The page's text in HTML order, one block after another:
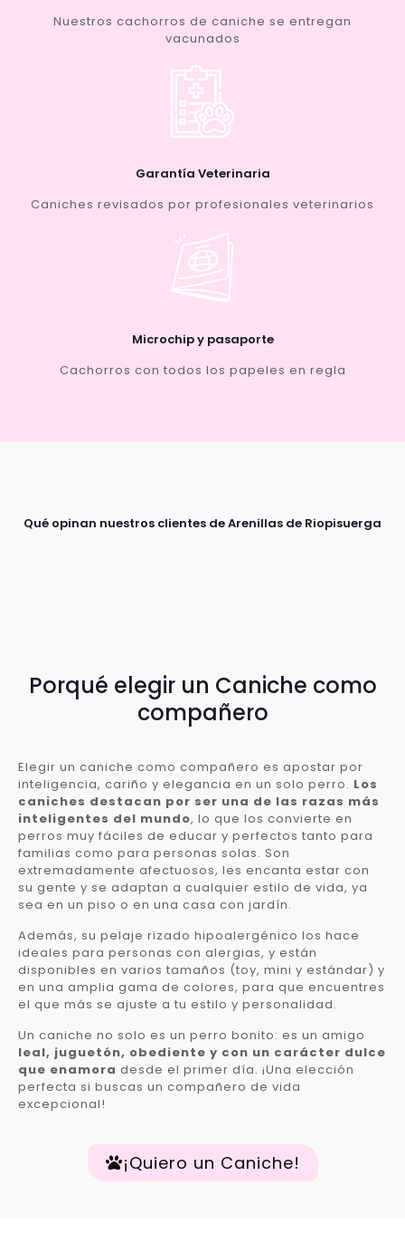
Nuestros cachorros de caniche se entregan
vacunados
Garantía Veterinaria
Caniches revisados por profesionales veterinarios
Microchip y pasaporte
Cachorros con todos los papeles en regla
Qué opinan nuestros clientes de Arenillas de Riopisuerga
Porqué elegir un Caniche como
compañero
Elegir un caniche como compañero es apostar por
inteligencia, cariño y elegancia en un solo perro. Los
caniches destacan por ser una de las razas más
inteligentes del mundo, lo que los convierte en
perros muy fáciles de educar y perfectos tanto para
familias como para personas solas. Son
extremadamente afectuosos, les encanta estar con
su gente y se adaptan a cualquier estilo de vida, ya
sea en un piso o en una casa con jardín.
Además, su pelaje rizado hipoalergénico los hace
ideales para personas con alergias, y están
disponibles en varios tamaños (toy, mini y estándar) y
en una amplia gama de colores, para que encuentres
el que más se ajuste a tu estilo y personalidad.
Un caniche no solo es un perro bonito: es un amigo
leal, juguetón, obediente y con un carácter dulce
que enamora desde el primer día. ¡Una elección
perfecta si buscas un compañero de vida
excepcional!
¡Quiero un Caniche!